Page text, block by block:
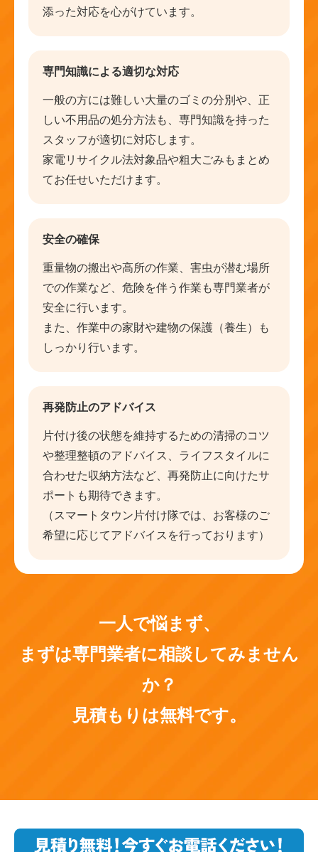
添った対応を心がけています。
専門知識による適切な対応
一般の方には難しい大量のゴミの分別や、正
しい不用品の処分方法も、専門知識を持った
スタッフが適切に対応します。
家電リサイクル法対象品や粗大ごみもまとめ
てお任せいただけます。
安全の確保
重量物の搬出や高所の作業、害虫が潜む場所
での作業など、危険を伴う作業も専門業者が
安全に行います。
また、作業中の家財や建物の保護（養生）も
しっかり行います。
再発防止のアドバイス
片付け後の状態を維持するための清掃のコツ
や整理整頓のアドバイス、ライフスタイルに
合わせた収納方法など、再発防止に向けたサ
ポートも期待できます。
（スマートタウン片付け隊では、お客様のご
希望に応じてアドバイスを行っております）
一人で悩まず、
まずは専門業者に相談してみません
か？
見積もりは無料です。